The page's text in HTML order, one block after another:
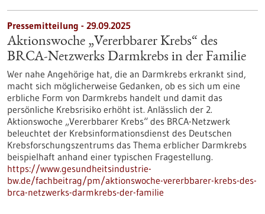
Pressemitteilung - 29.09.2025
Aktionswoche „Vererbbarer Krebs“ des
BRCA-Netzwerks Darmkrebs in der Familie
Wer nahe Angehörige hat, die an Darmkrebs erkrankt sind,
macht sich möglicherweise Gedanken, ob es sich um eine
erbliche Form von Darmkrebs handelt und damit das
persönliche Krebsrisiko erhöht ist. Anlässlich der 2.
Aktionswoche „Vererbbarer Krebs“ des BRCA-Netzwerk
beleuchtet der Krebsinformationsdienst des Deutschen
Krebsforschungszentrums das Thema erblicher Darmkrebs
beispielhaft anhand einer typischen Fragestellung.
https://www.gesundheitsindustrie-
bw.de/fachbeitrag/pm/aktionswoche-vererbbarer-krebs-des-
brca-netzwerks-darmkrebs-der-familie